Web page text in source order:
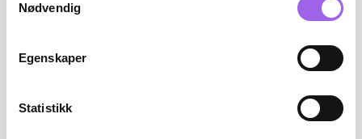
Nødvendig
Egenskaper
Statistikk